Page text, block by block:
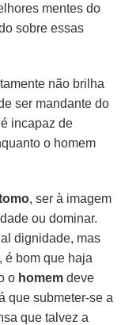
mentes do
sobre essas
não brilha
ser mandante do
é incapaz de
o homem
, ser à imagem
ou dominar.
dignidade, mas
é bom que haja
o homem deve
que submeter-se a
que talvez a